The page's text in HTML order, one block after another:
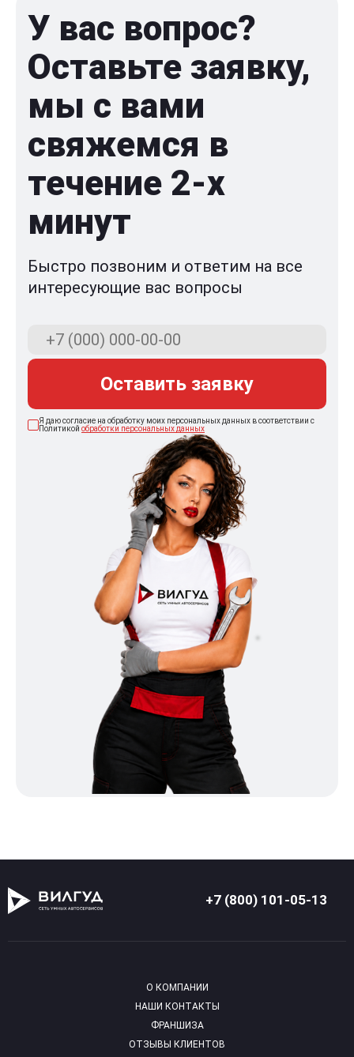
У вас вопрос?
Оставьте заявку,
мы с вами
свяжемся в
течение 2-x
минут
Быстро позвоним и ответим на все
интересующие вас вопросы
Оставить заявку
Я даю согласие на обработку моих персональных данных в соответствии с
Политикой обработки персональных данных
+7 (800) 101-05-13
О КОМПАНИИ
НАШИ КОНТАКТЫ
ФРАНШИЗА
ОТЗЫВЫ КЛИЕНТОВ